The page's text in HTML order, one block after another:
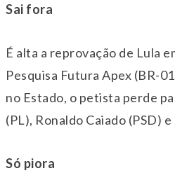
Sai fora
É alta a reprovação de Lula
Pesquisa Futura Apex (BR-
no Estado, o petista perde
(PL), Ronaldo Caiado (PSD)
Só piora